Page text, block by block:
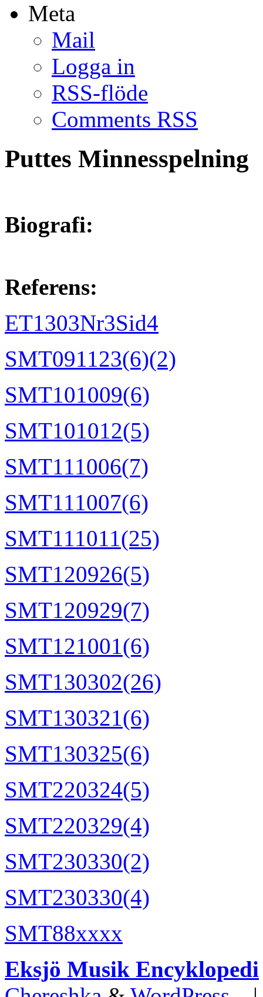
Meta
Mail
Logga in
RSS-flöde
Comments RSS
Puttes Minnesspelning
Biografi:
Referens:
ET1303Nr3Sid4
SMT091123(6)(2)
SMT101009(6)
SMT101012(5)
SMT111006(7)
SMT111007(6)
SMT111011(25)
SMT120926(5)
SMT120929(7)
SMT121001(6)
SMT130302(26)
SMT130321(6)
SMT130325(6)
SMT220324(5)
SMT220329(4)
SMT230330(2)
SMT230330(4)
SMT88xxxx
Eksjö Musik Encyklopedi